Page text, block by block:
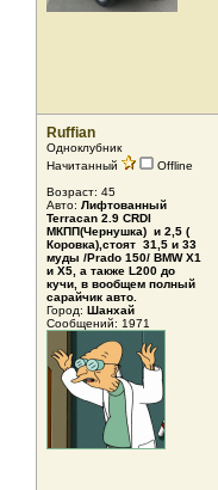
Ruffian
Одноклубник
Начитанный
Offline
Возраст: 45
Авто: Лифтованный
Terracan 2.9 CRDI
МКПП(Чернушка) и 2,5 (
Коровка),стоят 31,5 и 33
муды /Prado 150/ BMW X1
и X5, а также L200 до
кучи, в вообщем полный
сарайчик авто.
Город: Шанхай
Сообщений: 1971